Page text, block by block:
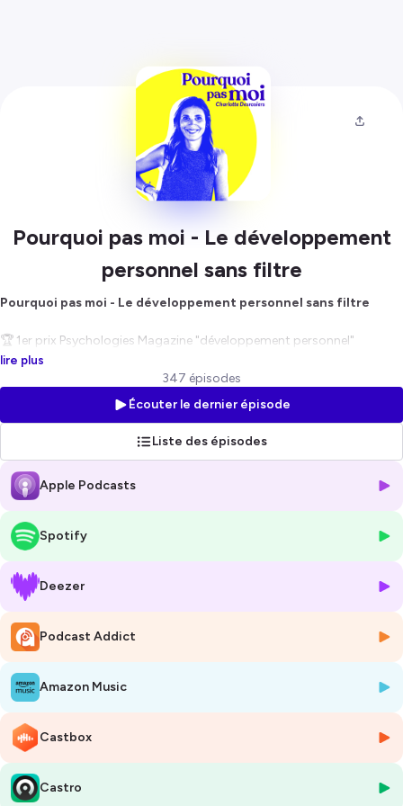
Pourquoi pas moi - Le développement
personnel sans filtre
Pourquoi pas moi - Le développement personnel sans filtre
🏆 1er prix Psychologies Magazine "développement personnel"
🏆 Meilleur nouveau podcast de 2020 - podcasteo
🥈2e meilleur podcast de 2020 - prix du public Paris Podcast Festival
On a tous rêvé un jour de changer de vie. Certains ont osé écouter leur
petite voix et ils ne le regrettent pas ! C’est leur histoire que j’ai eu envie
Car finalement pourquoi pas vous ?
Grâce à des interviews sans coupe, sans tabou et dans la
entre le moment où on se dit pourquoi pas moi, au moment où on
rend tout cela possible : les peurs, les doutes, les joies, le rôle de
Des témoignages inspirants
de parcours très différents (burn-out,
licenciement, démission, reconversion professionnelle...) mais tous
aussi inspirants.
inspirants ; c'est une véritable ressource en développement personnel,
de magnifiques exemples de métamorphose et des conseils pour sa
Réalisé et présenté par Charlotte Desrosiers, qui après 15 ans passés à
des postes de Direction Marketing a fait un burnout (santé mentale)
et écouté sa petite voix qui lui disait... stop à cette vie. Elle a fait elle
lire plus
347 épisodes
Écouter le dernier épisode
Liste des épisodes
Apple Podcasts
Spotify
Deezer
Podcast Addict
Amazon Music
Castbox
Castro